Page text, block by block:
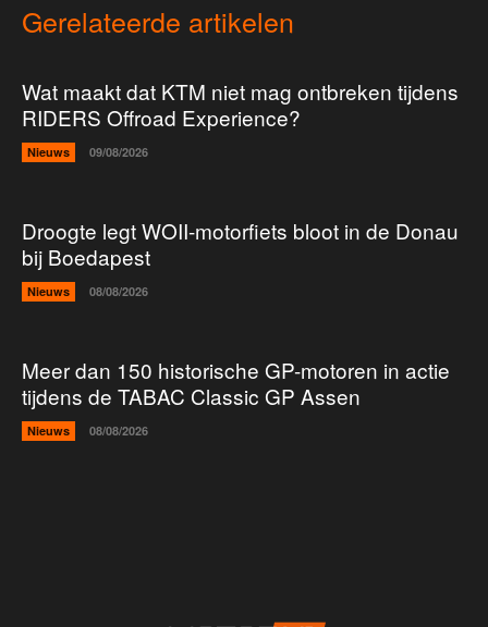
Gerelateerde artikelen
Wat maakt dat KTM niet mag ontbreken tijdens
RIDERS Offroad Experience?
Nieuws 09/08/2026
Droogte legt WOII-motorfiets bloot in de Donau
bij Boedapest
Nieuws 08/08/2026
Meer dan 150 historische GP-motoren in actie
tijdens de TABAC Classic GP Assen
Nieuws 08/08/2026